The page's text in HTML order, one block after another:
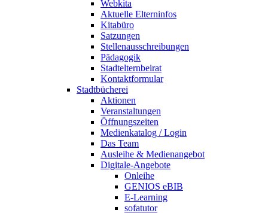
Webkita
Aktuelle Elterninfos
Kitabüro
Satzungen
Stellenausschreibungen
Pädagogik
Stadtelternbeirat
Kontaktformular
Stadtbücherei
Aktionen
Veranstaltungen
Öffnungszeiten
Medienkatalog / Login
Das Team
Ausleihe & Medienangebot
Digitale-Angebote
Onleihe
GENIOS eBIB
E-Learning
sofatutor